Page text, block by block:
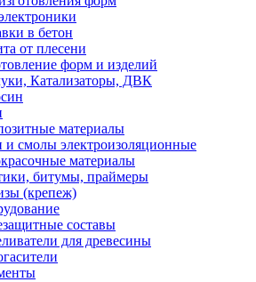
в бетон
от плесени
форм и изделий
Катализаторы, ДВК
материалы
и смолы электроизоляционные
материалы
битумы, праймеры
(крепеж)
составы
для древесины